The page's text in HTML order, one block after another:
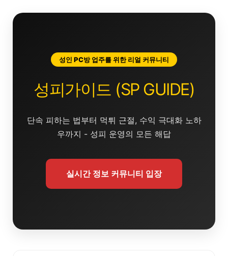
성인 PC방 업주를 위한 리얼 커뮤니티
성피가이드 (SP GUIDE)
단속 피하는 법부터 먹튀 근절, 수익 극대화 노하
우까지 - 성피 운영의 모든 해답
실시간 정보 커뮤니티 입장